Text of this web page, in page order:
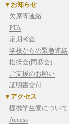
お知らせ
欠席等連絡
PTA
定期考査
学校からの緊急連絡
松操会(同窓会)
ご支援のお願い
証明書交付
アクセス
提携学生寮について
Access